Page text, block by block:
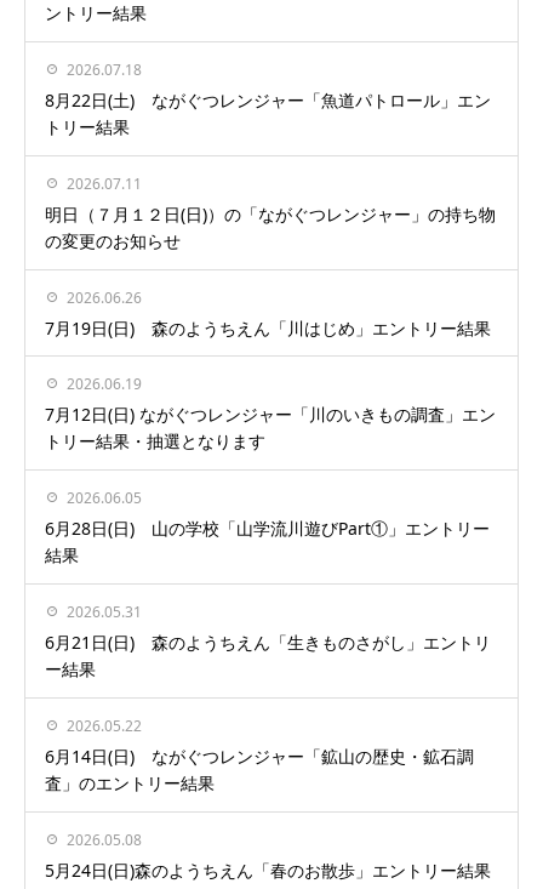
ントリー結果
2026.07.18
8月22日(土) ながぐつレンジャー「魚道パトロール」エン
トリー結果
2026.07.11
明日（７月１２日(日)）の「ながぐつレンジャー」の持ち物
の変更のお知らせ
2026.06.26
7月19日(日) 森のようちえん「川はじめ」エントリー結果
2026.06.19
7月12日(日) ながぐつレンジャー「川のいきもの調査」エン
トリー結果・抽選となります
2026.06.05
6月28日(日) 山の学校「山学流川遊びPart①」エントリー
結果
2026.05.31
6月21日(日) 森のようちえん「生きものさがし」エントリ
ー結果
2026.05.22
6月14日(日) ながぐつレンジャー「鉱山の歴史・鉱石調
査」のエントリー結果
2026.05.08
5月24日(日)森のようちえん「春のお散歩」エントリー結果